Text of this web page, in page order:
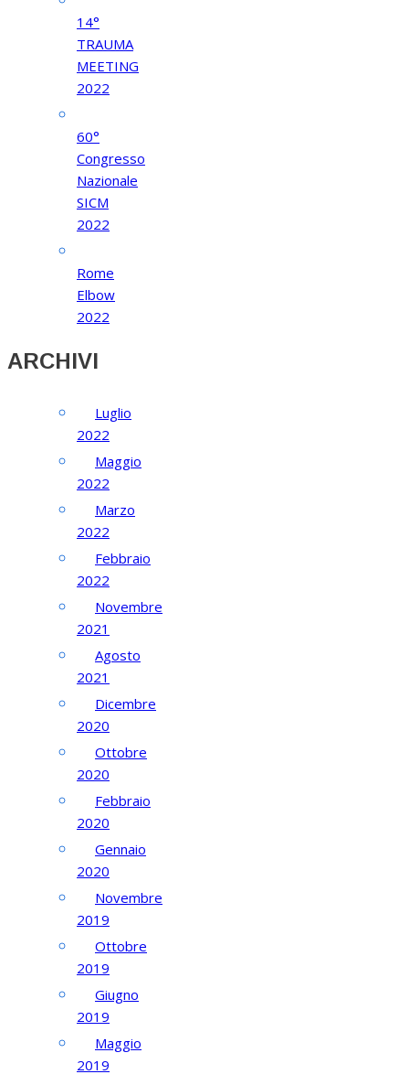
14°
TRAUMA
MEETING
2022
60°
Congresso
Nazionale
SICM
2022
Rome
Elbow
2022
ARCHIVI
Luglio
2022
Maggio
2022
Marzo
2022
Febbraio
2022
Novembre
2021
Agosto
2021
Dicembre
2020
Ottobre
2020
Febbraio
2020
Gennaio
2020
Novembre
2019
Ottobre
2019
Giugno
2019
Maggio
2019